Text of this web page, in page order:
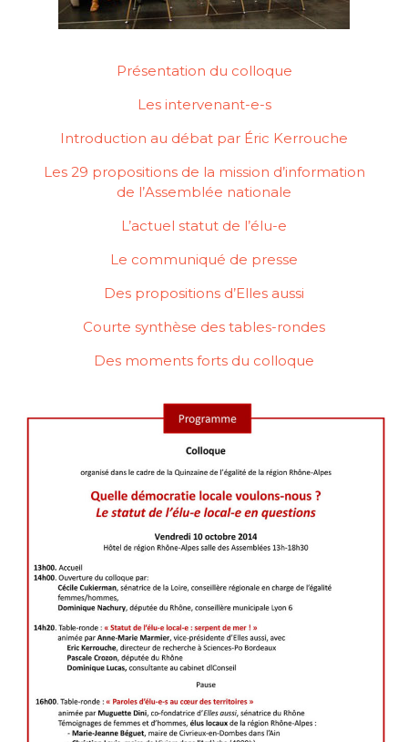
Présentation du colloque
Les intervenant-e-s
Introduction au débat par Éric Kerrouche
Les 29 propositions de la mission d’information
de l’Assemblée nationale
L’actuel statut de l’élu-e
Le communiqué de presse
Des propositions d’Elles aussi
Courte synthèse des tables-rondes
Des moments forts du colloque